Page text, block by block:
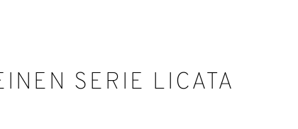
SERIE LICATA